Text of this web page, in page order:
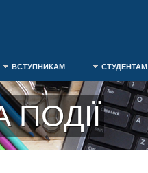
ВСТУПНИКАМ СТУДЕНТАМ